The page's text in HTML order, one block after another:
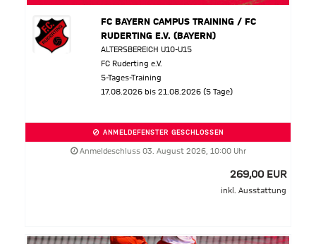
FC BAYERN CAMPUS TRAINING / FC
RUDERTING E.V. (BAYERN)
ALTERSBEREICH U10-U15
FC Ruderting e.V.
5-Tages-Training
17.08.2026 bis 21.08.2026 (5 Tage)
ANMELDEFENSTER GESCHLOSSEN
Anmeldeschluss 03. August 2026, 10:00 Uhr
269,00 EUR
inkl. Ausstattung